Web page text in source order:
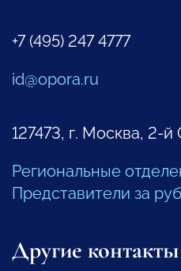
+7 (495) 247 4777
id@opora.ru
127473, г. Москва, 2-
Региональные
Представители за
Другие контакты